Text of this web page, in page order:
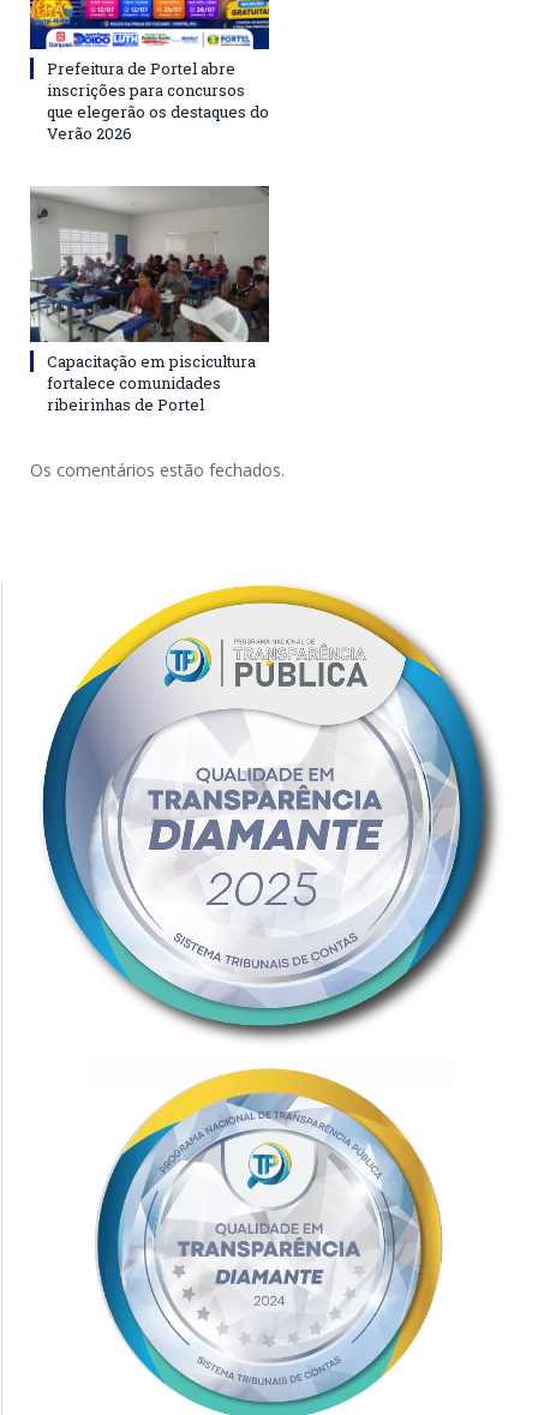
Prefeitura de Portel abre
inscrições para concursos
que elegerão os destaques do
Verão 2026
Capacitação em piscicultura
fortalece comunidades
ribeirinhas de Portel
Os comentários estão fechados.